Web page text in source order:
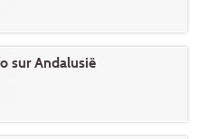
sur Andalusië